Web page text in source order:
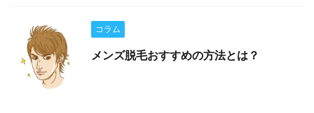
コラム
メンズ脱毛おすすめの方法とは？